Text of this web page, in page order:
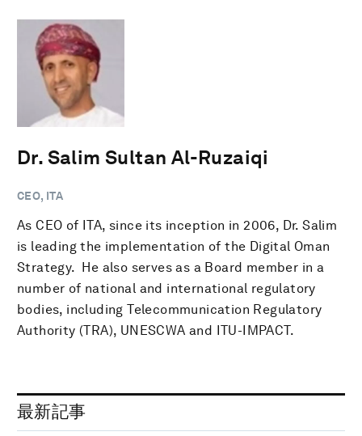
Dr. Salim Sultan Al-Ruzaiqi
CEO, ITA
As CEO of ITA, since its inception in 2006, Dr. Salim
is leading the implementation of the Digital Oman
Strategy. He also serves as a Board member in a
number of national and international regulatory
bodies, including Telecommunication Regulatory
Authority (TRA), UNESCWA and ITU-IMPACT.
最新記事